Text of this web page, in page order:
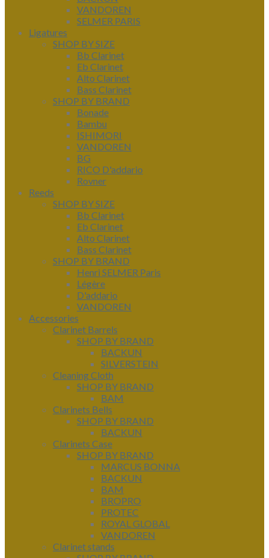
VANDOREN
SELMER PARIS
Ligatures
SHOP BY SIZE
Bb Clarinet
Eb Clarinet
Alto Clarinet
Bass Clarinet
SHOP BY BRAND
Bonade
Bambu
ISHIMORI
VANDOREN
BG
RICO D'addario
Rovner
Reeds
SHOP BY SIZE
Bb Clarinet
Eb Clarinet
Alto Clarinet
Bass Clarinet
SHOP BY BRAND
Henri SELMER Paris
Légère
D'addario
VANDOREN
Accessories
Clarinet Barrels
SHOP BY BRAND
BACKUN
SILVERSTEIN
Cleaning Cloth
SHOP BY BRAND
BAM
Clarinets Bells
SHOP BY BRAND
BACKUN
Clarinets Case
SHOP BY BRAND
MARCUS BONNA
BACKUN
BAM
BROPRO
PROTEC
ROYAL GLOBAL
VANDOREN
Clarinet stands